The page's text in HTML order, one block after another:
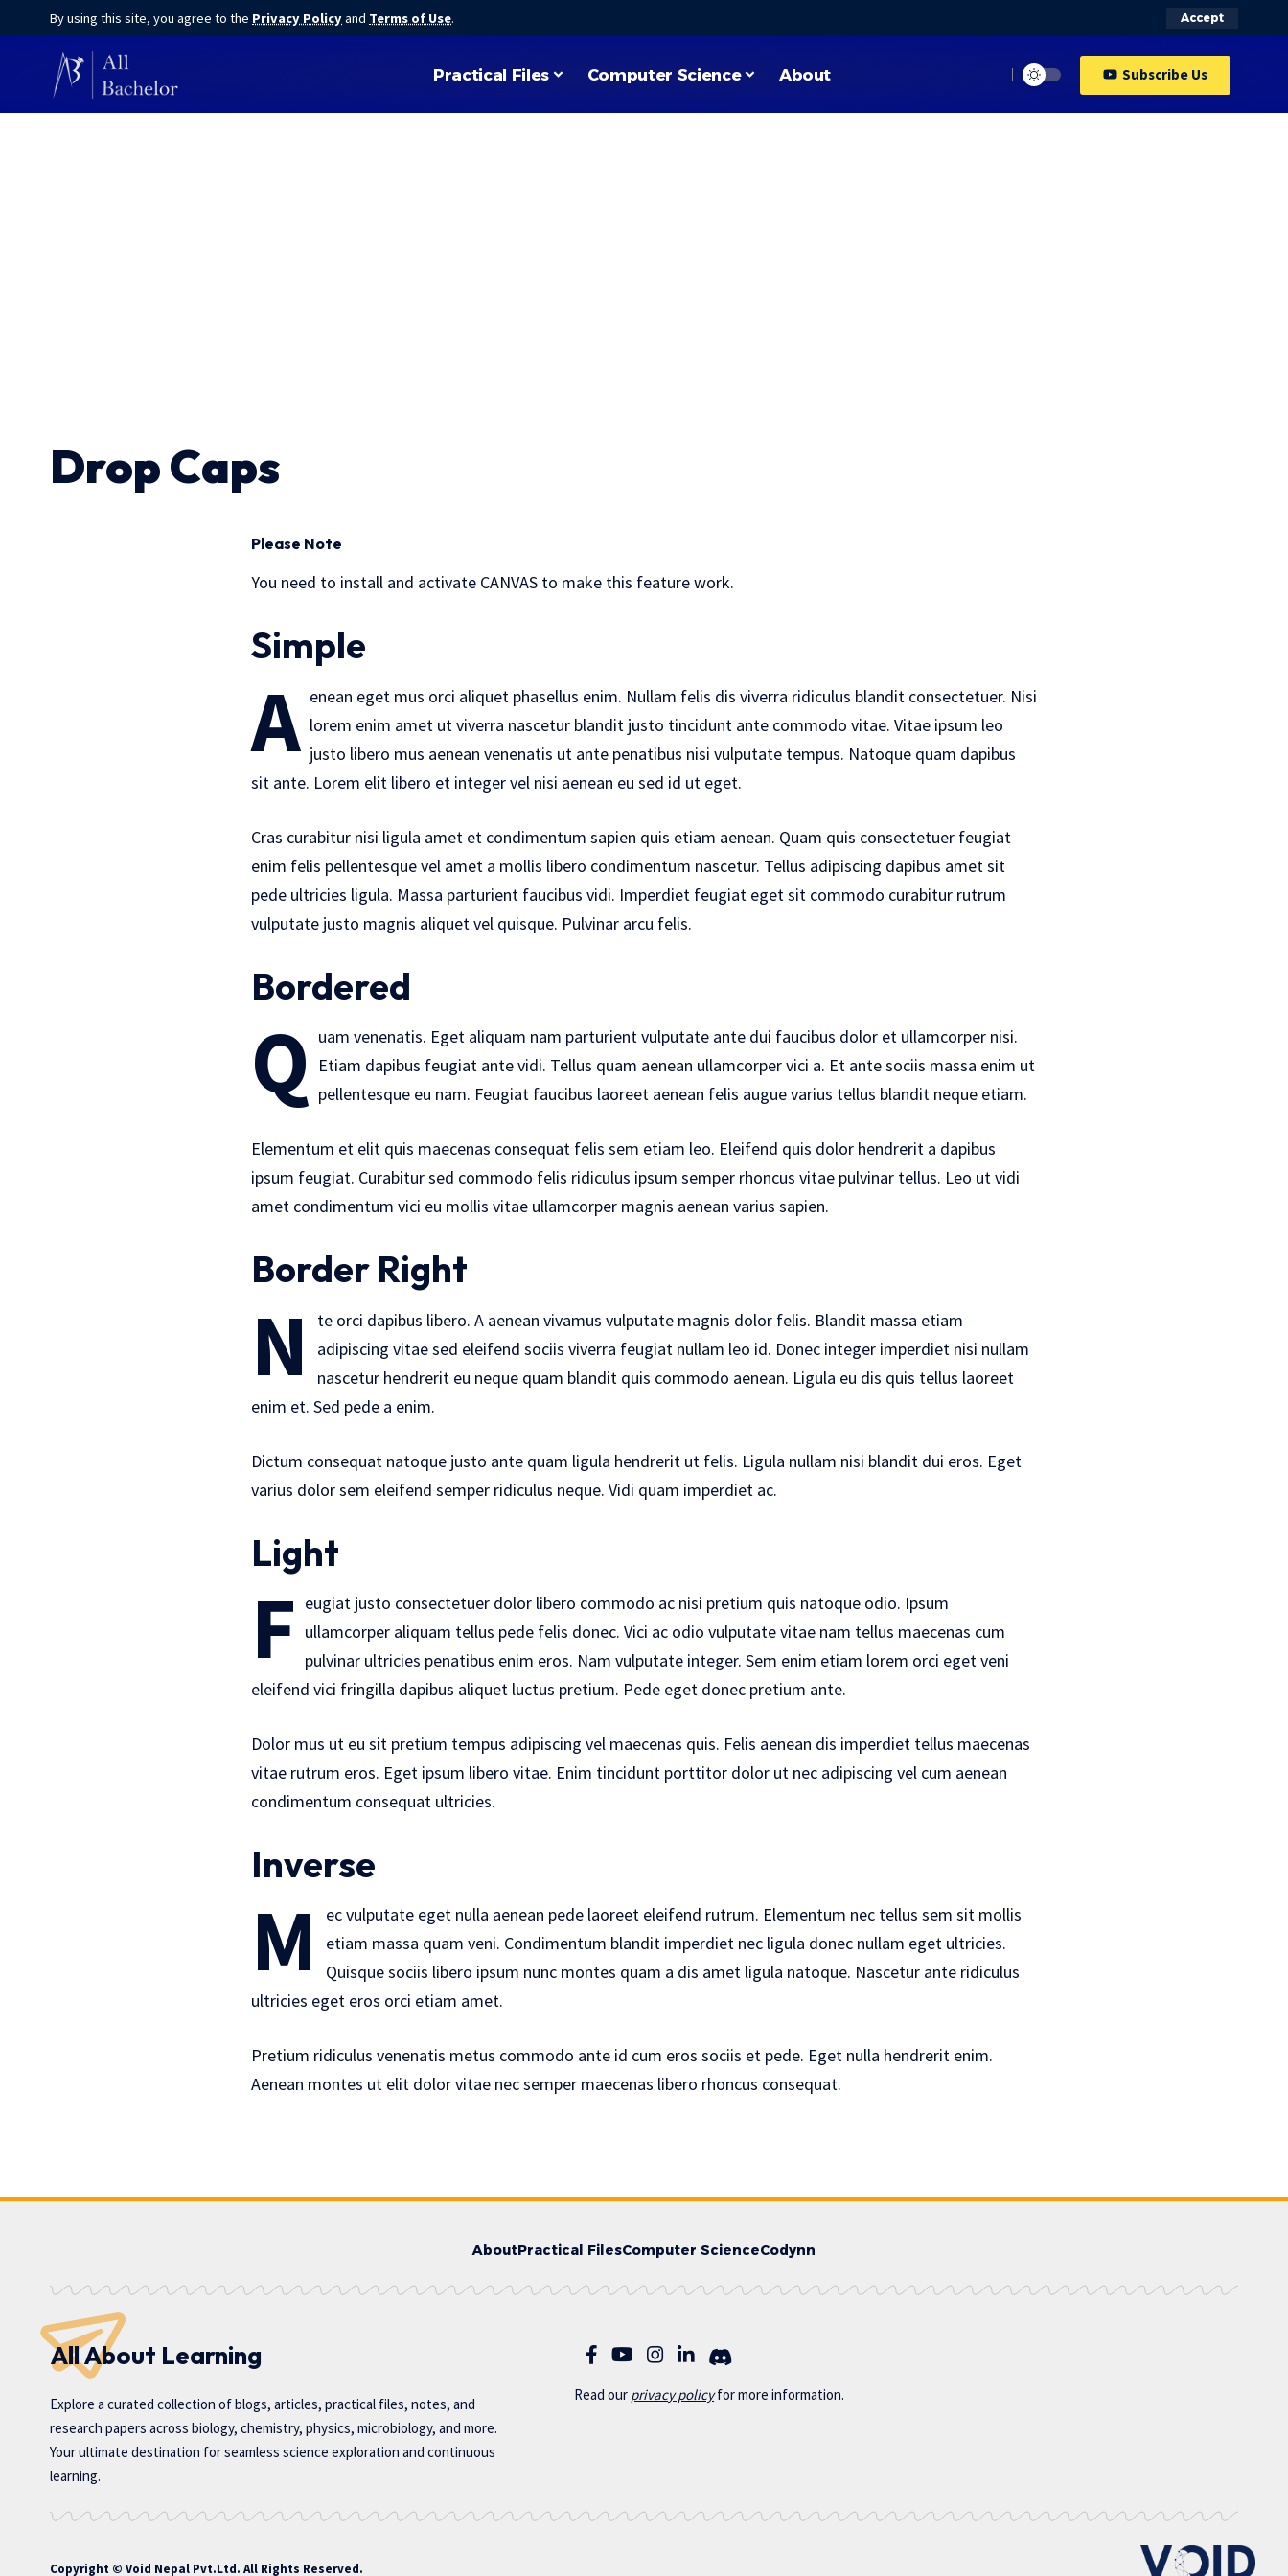
By using this site, you agree to the Privacy Policyand Terms of Use. Accept
Practical Files Computer Science About Subscribe Us
Drop Caps
Please Note
You need to install and activate CANVAS to make this feature work.
Simple
A enean eget mus orci aliquet phasellus enim. Nullam felis dis viverra ridiculus blandit consectetuer. Nisi
lorem enim amet ut viverra nascetur blandit justo tincidunt ante commodo vitae. Vitae ipsum leo
justo libero mus aenean venenatis ut ante penatibus nisi vulputate tempus. Natoque quam dapibus
sit ante. Lorem elit libero et integer vel nisi aenean eu sed id ut eget.
Cras curabitur nisi ligula amet et condimentum sapien quis etiam aenean. Quam quis consectetuer feugiat
enim felis pellentesque vel amet a mollis libero condimentum nascetur. Tellus adipiscing dapibus amet sit
pede ultricies ligula. Massa parturient faucibus vidi. Imperdiet feugiat eget sit commodo curabitur rutrum
vulputate justo magnis aliquet vel quisque. Pulvinar arcu felis.
Bordered
Q
uam venenatis. Eget aliquam nam parturient vulputate ante dui faucibus dolor et ullamcorper nisi.
Etiam dapibus feugiat ante vidi. Tellus quam aenean ullamcorper vici a. Et ante sociis massa enim ut
pellentesque eu nam. Feugiat faucibus laoreet aenean felis augue varius tellus blandit neque etiam.
Elementum et elit quis maecenas consequat felis sem etiam leo. Eleifend quis dolor hendrerit a dapibus
ipsum feugiat. Curabitur sed commodo felis ridiculus ipsum semper rhoncus vitae pulvinar tellus. Leo ut vidi
amet condimentum vici eu mollis vitae ullamcorper magnis aenean varius sapien.
Border Right
N
te orci dapibus libero. A aenean vivamus vulputate magnis dolor felis. Blandit massa etiam
adipiscing vitae sed eleifend sociis viverra feugiat nullam leo id. Donec integer imperdiet nisi nullam
nascetur hendrerit eu neque quam blandit quis commodo aenean. Ligula eu dis quis tellus laoreet
enim et. Sed pede a enim.
Dictum consequat natoque justo ante quam ligula hendrerit ut felis. Ligula nullam nisi blandit dui eros. Eget
varius dolor sem eleifend semper ridiculus neque. Vidi quam imperdiet ac.
Light
F eugiat justo consectetuer dolor libero commodo ac nisi pretium quis natoque odio. Ipsum
ullamcorper aliquam tellus pede felis donec. Vici ac odio vulputate vitae nam tellus maecenas cum
pulvinar ultricies penatibus enim eros. Nam vulputate integer. Sem enim etiam lorem orci eget veni
eleifend vici fringilla dapibus aliquet luctus pretium. Pede eget donec pretium ante.
Dolor mus ut eu sit pretium tempus adipiscing vel maecenas quis. Felis aenean dis imperdiet tellus maecenas
vitae rutrum eros. Eget ipsum libero vitae. Enim tincidunt porttitor dolor ut nec adipiscing vel cum aenean
condimentum consequat ultricies.
Inverse
M
ec vulputate eget nulla aenean pede laoreet eleifend rutrum. Elementum nec tellus sem sit mollis
etiam massa quam veni. Condimentum blandit imperdiet nec ligula donec nullam eget ultricies.
Quisque sociis libero ipsum nunc montes quam a dis amet ligula natoque. Nascetur ante ridiculus
ultricies eget eros orci etiam amet.
Pretium ridiculus venenatis metus commodo ante id cum eros sociis et pede. Eget nulla hendrerit enim.
Aenean montes ut elit dolor vitae nec semper maecenas libero rhoncus consequat.
AboutPractical FilesComputer ScienceCodynn
All About Learning
Explore a curated collection of blogs, articles, practical files, notes, and
research papers across biology, chemistry, physics, microbiology, and more.
Your ultimate destination for seamless science exploration and continuous
learning.
Read our privacy policyfor more information.
Copyright © Void Nepal Pvt.Ltd. All Rights Reserved.